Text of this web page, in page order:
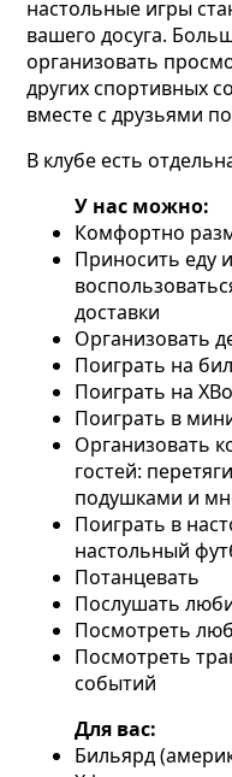
настольные игры
вашего досуга.
организовать
других спортивных
вместе с друзьями
В клубе есть
У нас можно:
Комфортно
Приносить еду
доставки
Организовать
Поиграть на
Поиграть на
Поиграть в
Организовать
гостей:
подушками и
Поиграть в
настольный
Потанцевать
Послушать
Посмотреть
Посмотреть
событий
Для вас:
Бильярд